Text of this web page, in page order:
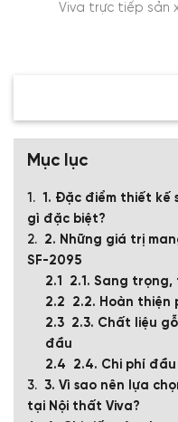
Viva trực tiếp sản
Mục lục
1. Đặc điểm thiết kế
gì đặc biệt?
2. Những giá trị
SF-2095
2.1. Sang trọng,
2.2. Hoàn thiện
2.3. Chất liệu
đầu
2.4. Chi phí
3. Vì sao nên lựa
tại Nội thất Viva?